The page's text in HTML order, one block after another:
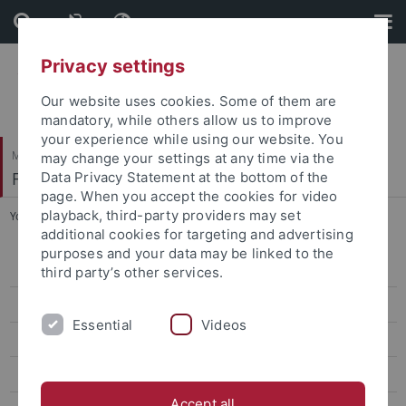
Skip
to
content
Skip
to
footer
Mathematisch-Naturwissenschaftliche Fakultät
Fachbereich Informatik
You are here: Startseite ... Praxis & Beruf
Personen und Kontakte
Downloads
Privacy settings
Our website uses cookies. Some of them are
mandatory, while others allow us to improve
your experience while using our website. You
may change your settings at any time via the
Data Privacy Statement at the bottom of the
page. When you accept the cookies for video
playback, third-party providers may set
additional cookies for targeting and advertising
purposes and your data may be linked to the
third party’s other services.
Essential Videos